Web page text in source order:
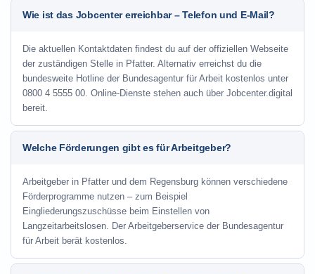
Wie ist das Jobcenter erreichbar – Telefon und E-Mail?
Die aktuellen Kontaktdaten findest du auf der offiziellen Webseite
der zuständigen Stelle in Pfatter. Alternativ erreichst du die
bundesweite Hotline der Bundesagentur für Arbeit kostenlos unter
0800 4 5555 00. Online-Dienste stehen auch über Jobcenter.digital
bereit.
Welche Förderungen gibt es für Arbeitgeber?
Arbeitgeber in Pfatter und dem Regensburg können verschiedene
Förderprogramme nutzen – zum Beispiel
Eingliederungszuschüsse beim Einstellen von
Langzeitarbeitslosen. Der Arbeitgeberservice der Bundesagentur
für Arbeit berät kostenlos.